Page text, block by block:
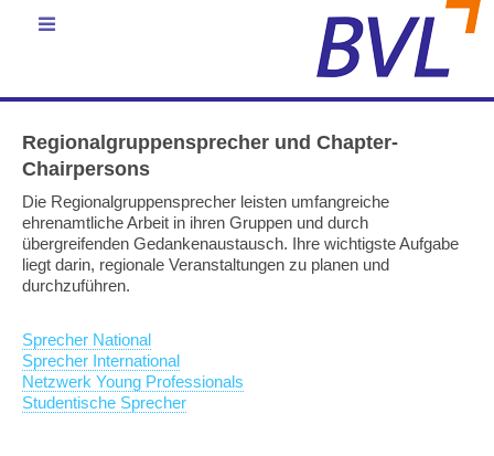
Regionalgruppensprecher und Chapter-
Chairpersons
Die Regionalgruppensprecher leisten umfangreiche
ehrenamtliche Arbeit in ihren Gruppen und durch
übergreifenden Gedankenaustausch. Ihre wichtigste Aufgabe
liegt darin, regionale Veranstaltungen zu planen und
durchzuführen.
Sprecher National
Sprecher International
Netzwerk Young Professionals
Studentische Sprecher